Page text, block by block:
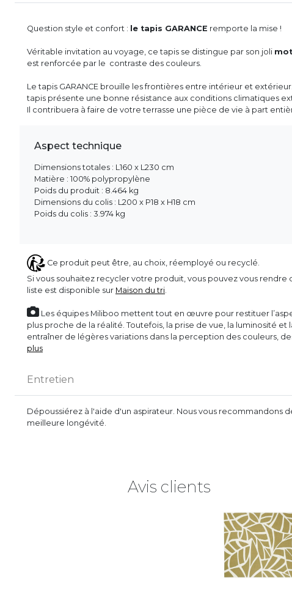
Question style et confort : le tapis GARANCE remporte la mise !
Véritable invitation au voyage, ce tapis se distingue par son joli
est renforcée par le contraste des couleurs.
Le tapis GARANCE brouille les frontières entre intérieur et
tapis présente une bonne résistance aux conditions climatiques
Il contribuera à faire de votre terrasse une pièce de vie à part
Aspect technique
Dimensions totales : L160 x L230 cm
Matière : 100% polypropylène
Poids du produit : 8.464 kg
Dimensions du colis : L200 x P18 x H18 cm
Poids du colis : 3.974 kg
Ce produit peut être, au choix, réemployé ou recyclé.
Si vous souhaitez recycler votre produit, vous pouvez vous
liste est disponible sur Maison du tri
Les équipes Miliboo mettent tout en œuvre pour restituer
plus proche de la réalité. Toutefois, la prise de vue, la luminosité
entraîner de légères variations dans la perception des couleurs,
plus
Entretien
Dépoussiérez à l'aide d'un aspirateur. Nous vous recommandons
meilleure longévité.
Avis clients